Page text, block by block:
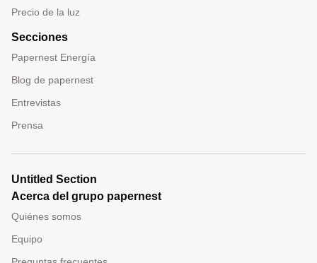
Precio de la luz
Secciones
Papernest Energía
Blog de papernest
Entrevistas
Prensa
Untitled Section
Acerca del grupo papernest
Quiénes somos
Equipo